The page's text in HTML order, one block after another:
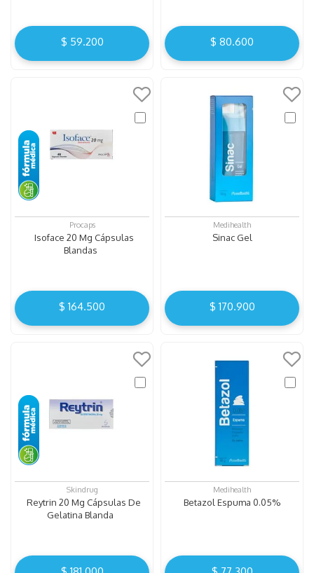
$ 59.200 $ 80.600
Procaps
Isoface 20 Mg Cápsulas
Blandas
$ 164.500
Medihealth
Sinac Gel
$ 170.900
Skindrug
Reytrin 20 Mg Cápsulas De
Gelatina Blanda
Medihealth
Betazol Espuma 0.05%